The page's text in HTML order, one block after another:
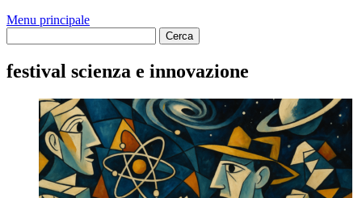
Menu principale
festival scienza e innovazione